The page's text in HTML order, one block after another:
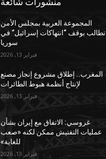
المجموعة العربية بمجلس الأمن
تطالب بوقف “انتهاكات إسرائيل” في
سوريا
فبراير 13, 2026
المغرب.. إطلاق مشروع إنجاز مصنع
لإنتاج أنظمة هبوط الطائرات
فبراير 13, 2026
غروسي: الاتفاق مع إيران بشأن
عمليات التفتيش ممكن لكنه «صعب
للغاية»
فبراير 13, 2026